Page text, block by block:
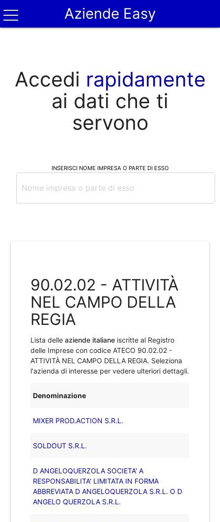
Aziende Easy
Accedi rapidamente
ai dati che ti
servono
INSERISCI NOME IMPRESA O PARTE DI ESSO
90.02.02 - ATTIVITÀ
NEL CAMPO DELLA
REGIA
Lista delleaziende italiane iscritte al Registro
delle Imprese con codice ATECO 90.02.02 -
ATTIVITÀ NEL CAMPO DELLA REGIA. Seleziona
l'azienda di interesse per vedere ulteriori dettagli.
Denominazione
MIXER PROD.ACTION S.R.L.
SOLDOUT S.R.L.
D ANGELOQUERZOLA SOCIETA' A
RESPONSABILITA' LIMITATA IN FORMA
ABBREVIATA D ANGELOQUERZOLA S.R.L. O D
ANGELO QUERZOLA S.R.L.